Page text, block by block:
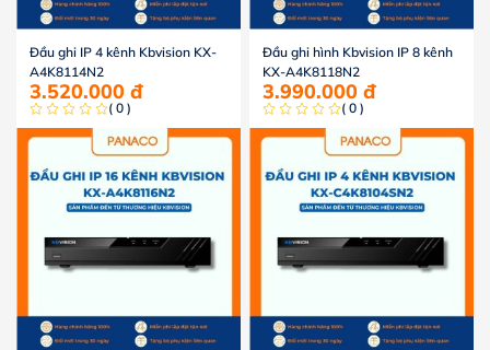
Đầu ghi IP 4 kênh Kbvision KX-
A4K8114N2
3.520.000 đ
( 0 )
Đầu ghi hình Kbvision IP 8 kênh
KX-A4K8118N2
3.990.000 đ
( 0 )